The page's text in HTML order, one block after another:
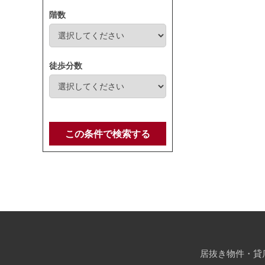
階数
徒歩分数
この条件で検索する
居抜き物件・貸